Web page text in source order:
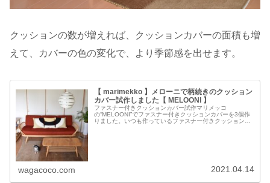
クッションの数が増えれば、クッションカバーの面積も増
えて、カバーの色の変化で、より季節感を出せます。
【 marimekko 】メローニで柄続きのクッション
カバー試作しました【 MELOONI 】
ファスナー付きクッションカバー試作マリメッコ
の“MELOONI”でファスナー付きクッションカバーを3個作
りました。いつも作っているファスナー付きクッションカ
wagacoco.com 2021.04.14